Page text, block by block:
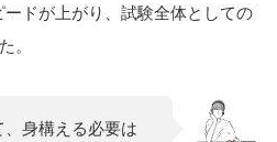
ドが上がり、試験全体としての
。
身構える必要は